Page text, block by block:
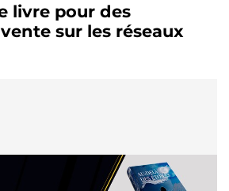
livre pour des
sur les réseaux